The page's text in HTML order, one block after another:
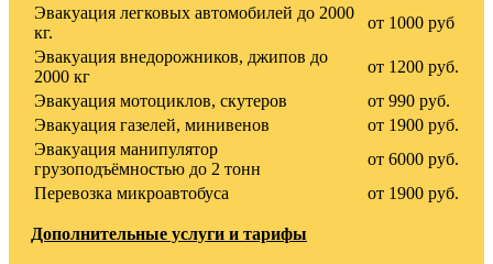
Эвакуация легковых автомобилей до 2000
кг.
от 1000 руб
Эвакуация внедорожников, джипов до
2000 кг
от 1200 руб.
Эвакуация мотоциклов, скутеров
от 990 руб.
Эвакуация газелей, минивенов
от 1900 руб.
Эвакуация манипулятор
грузоподъёмностью до 2 тонн
от 6000 руб.
Перевозка микроавтобуса
от 1900 руб.
Дополнительные услуги и тарифы